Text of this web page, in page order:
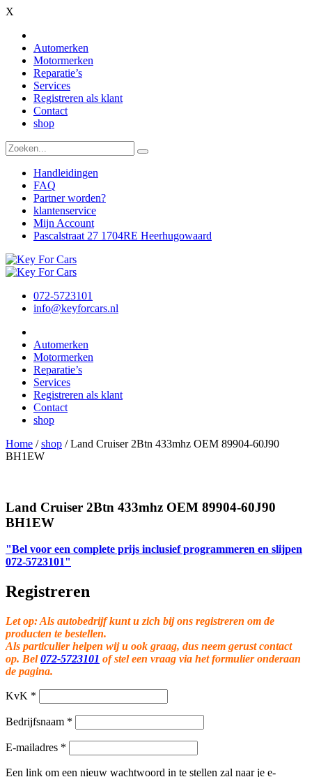
X
Automerken
Motormerken
Reparatie’s
Services
Registreren als klant
Contact
shop
Handleidingen
FAQ
Partner worden?
klantenservice
Mijn Account
Pascalstraat 27 1704RE Heerhugowaard
072-5723101
info@keyforcars.nl
Automerken
Motormerken
Reparatie’s
Services
Registreren als klant
Contact
shop
Home /shop /Land Cruiser 2Btn 433mhz OEM 89904-60J90
BH1EW
Land Cruiser 2Btn 433mhz OEM 89904-60J90
BH1EW
"Bel voor een complete prijs inclusief programmeren en slijpen
072-5723101"
Registreren
Let op: Als autobedrijf kunt u zich bij ons registreren om de
producten te bestellen.
Als particulier helpen wij u ook graag, dus neem gerust contact
op. Bel072-5723101 of stel een vraag via het formulier onderaan
de pagina.
KvK *
Bedrijfsnaam *
E-mailadres *
Een link om een nieuw wachtwoord in te stellen zal naar je e-